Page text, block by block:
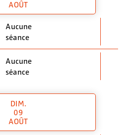
AOÛT
Aucune
séance
Aucune
séance
DIM.
09
AOÛT